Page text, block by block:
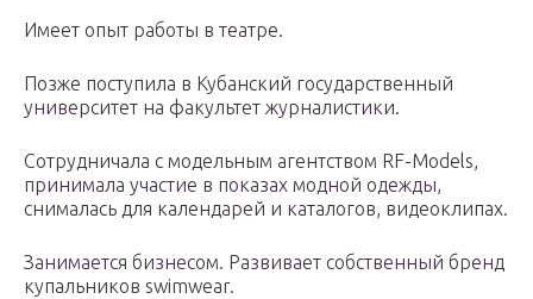
Имеет опыт работы в театре.
Позже поступила в Кубанский государственный
университет на факультет журналистики.
Сотрудничала с модельным агентством RF-Models,
принимала участие в показах модной одежды,
снималась для календарей и каталогов, видеоклипах.
Занимается бизнесом. Развивает собственный бренд
купальников swimwear.